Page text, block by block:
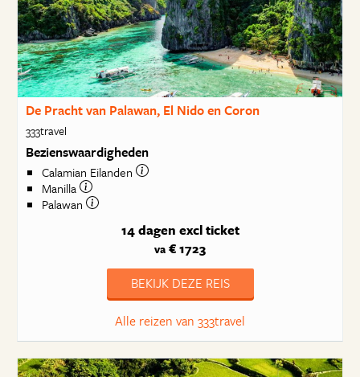
De Pracht van Palawan, El Nido en Coron
333travel
Bezienswaardigheden
Calamian Eilanden
Manilla
Palawan
14 dagen excl ticket
va € 1723
BEKIJK DEZE REIS
Alle reizen van 333travel